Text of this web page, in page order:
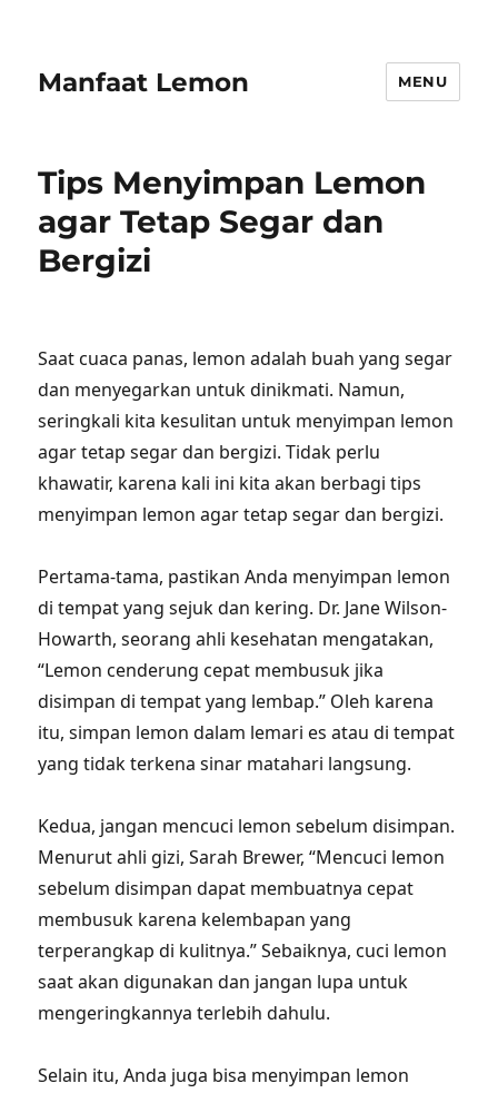
Manfaat Lemon MENU
Tips Menyimpan Lemon
agar Tetap Segar dan
Bergizi
Saat cuaca panas, lemon adalah buah yang segar
dan menyegarkan untuk dinikmati. Namun,
seringkali kita kesulitan untuk menyimpan lemon
agar tetap segar dan bergizi. Tidak perlu
khawatir, karena kali ini kita akan berbagi tips
menyimpan lemon agar tetap segar dan bergizi.
Pertama-tama, pastikan Anda menyimpan lemon
di tempat yang sejuk dan kering. Dr. Jane Wilson-
Howarth, seorang ahli kesehatan mengatakan,
“Lemon cenderung cepat membusuk jika
disimpan di tempat yang lembap.” Oleh karena
itu, simpan lemon dalam lemari es atau di tempat
yang tidak terkena sinar matahari langsung.
Kedua, jangan mencuci lemon sebelum disimpan.
Menurut ahli gizi, Sarah Brewer, “Mencuci lemon
sebelum disimpan dapat membuatnya cepat
membusuk karena kelembapan yang
terperangkap di kulitnya.” Sebaiknya, cuci lemon
saat akan digunakan dan jangan lupa untuk
mengeringkannya terlebih dahulu.
Selain itu, Anda juga bisa menyimpan lemon